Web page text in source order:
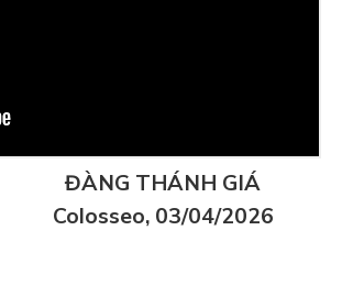
ĐÀNG THÁNH GIÁ
Colosseo, 03/04/2026